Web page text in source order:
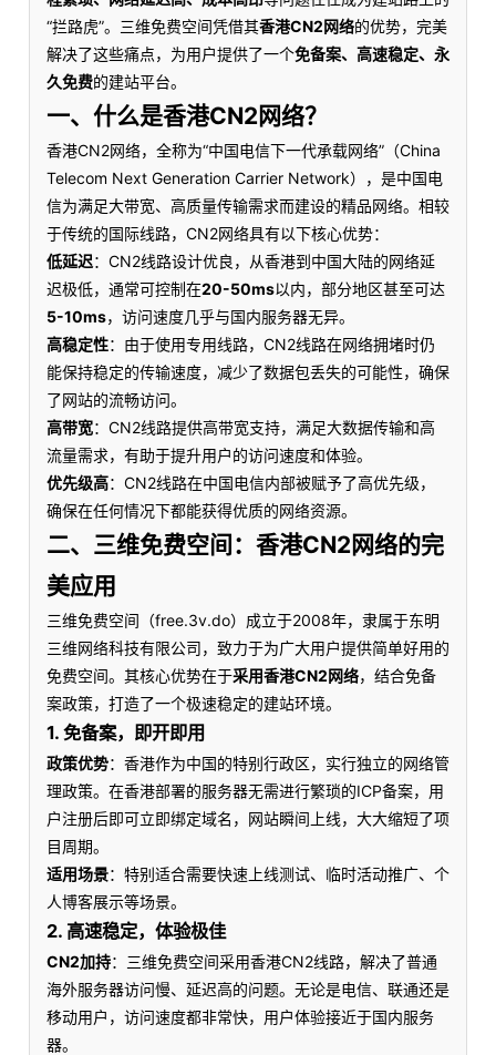
“拦路虎”。三维免费空间凭借其香港CN2网络的优势，完美
解决了这些痛点，为用户提供了一个免备案、高速稳定、永
久免费的建站平台。
一、什么是香港CN2网络？
香港CN2网络，全称为“中国电信下一代承载网络”（China
Telecom Next Generation Carrier Network），是中国电
信为满足大带宽、高质量传输需求而建设的精品网络。相较
于传统的国际线路，CN2网络具有以下核心优势：
低延迟：CN2线路设计优良，从香港到中国大陆的网络延
迟极低，通常可控制在20-50ms以内，部分地区甚至可达
5-10ms，访问速度几乎与国内服务器无异。
高稳定性：由于使用专用线路，CN2线路在网络拥堵时仍
能保持稳定的传输速度，减少了数据包丢失的可能性，确保
了网站的流畅访问。
高带宽：CN2线路提供高带宽支持，满足大数据传输和高
流量需求，有助于提升用户的访问速度和体验。
优先级高：CN2线路在中国电信内部被赋予了高优先级，
确保在任何情况下都能获得优质的网络资源。
二、三维免费空间：香港CN2网络的完
美应用
三维免费空间（free.3v.do）成立于2008年，隶属于东明
三维网络科技有限公司，致力于为广大用户提供简单好用的
免费空间。其核心优势在于采用香港CN2网络，结合免备
案政策，打造了一个极速稳定的建站环境。
1. 免备案，即开即用
政策优势：香港作为中国的特别行政区，实行独立的网络管
理政策。在香港部署的服务器无需进行繁琐的ICP备案，用
户注册后即可立即绑定域名，网站瞬间上线，大大缩短了项
目周期。
适用场景：特别适合需要快速上线测试、临时活动推广、个
人博客展示等场景。
2. 高速稳定，体验极佳
CN2加持：三维免费空间采用香港CN2线路，解决了普通
海外服务器访问慢、延迟高的问题。无论是电信、联通还是
移动用户，访问速度都非常快，用户体验接近于国内服务
器。